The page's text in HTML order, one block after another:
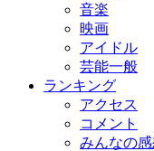
音楽
映画
アイドル
芸能一般
ランキング
アクセス
コメント
みんなの感